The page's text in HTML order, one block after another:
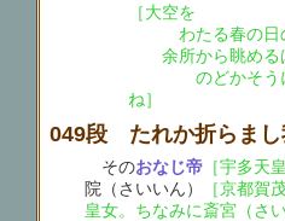
［大空を
わたる春の日の
余所から眺める
のどかそうに
ね］
049段 たれか折らまし
そのおなじ帝 ［宇多天
院（さいいん）
［京都賀
皇女。ちなみに斎宮（さ